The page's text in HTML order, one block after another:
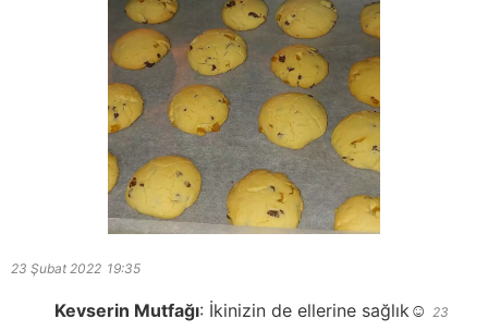
23 Şubat 2022 19:35
Kevserin Mutfağı: İkinizin de ellerine sağlık☺️ 23